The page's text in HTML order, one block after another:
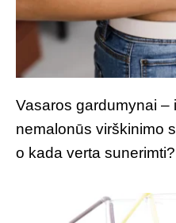
Vasaros gardumynai
nemalonūs virškinimo
o kada verta sunerimti?